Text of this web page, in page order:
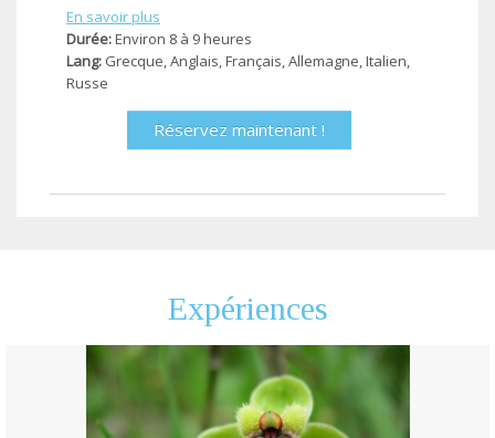
En savoir plus
Durée:Environ 8 à 9 heures
Lang: Grecque, Anglais, Français, Allemagne, Ιtalien,
Russe
Réservez maintenant !
Expériences